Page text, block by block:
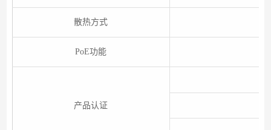
散热方式
PoE功能
产品认证